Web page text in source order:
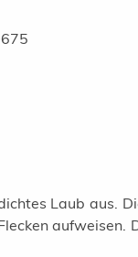
Laub aus.
aufweisen.